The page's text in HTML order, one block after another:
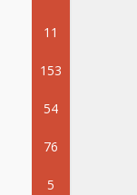
11
153
54
76
5